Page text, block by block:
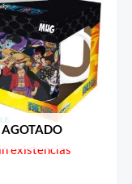
AGOTADO
existencias